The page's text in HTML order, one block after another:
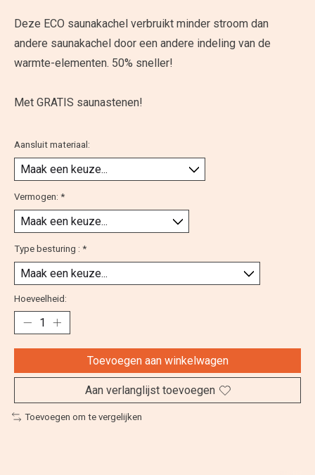
Deze ECO saunakachel verbruikt minder stroom dan
andere saunakachel door een andere indeling van de
warmte-elementen. 50% sneller!
Met GRATIS saunastenen!
Aansluit materiaal:
Vermogen: *
Type besturing : *
Hoeveelheid:
Toevoegen aan winkelwagen
Aan verlanglijst toevoegen
Toevoegen om te vergelijken